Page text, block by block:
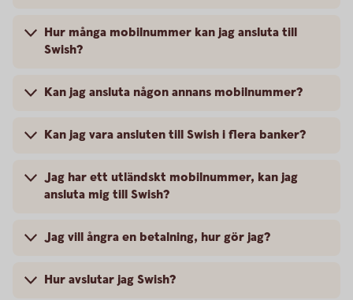
Hur många mobilnummer kan jag ansluta till
Swish?
Kan jag ansluta någon annans mobilnummer?
Kan jag vara ansluten till Swish i flera banker?
Jag har ett utländskt mobilnummer, kan jag
ansluta mig till Swish?
Jag vill ångra en betalning, hur gör jag?
Hur avslutar jag Swish?